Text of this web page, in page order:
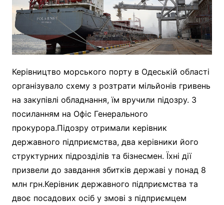
Керівництво морського порту в Одеській області
організувало схему з розтрати мільйонів гривень
на закупівлі обладнання, їм вручили підозру. З
посиланням на Офіс Генерального
прокурора.Підозру отримали керівник
державного підприємства, два керівники його
структурних підрозділів та бізнесмен. Їхні дії
призвели до завдання збитків державі у понад 8
млн грн.Керівник державного підприємства та
двоє посадових осіб у змові з підприємцем